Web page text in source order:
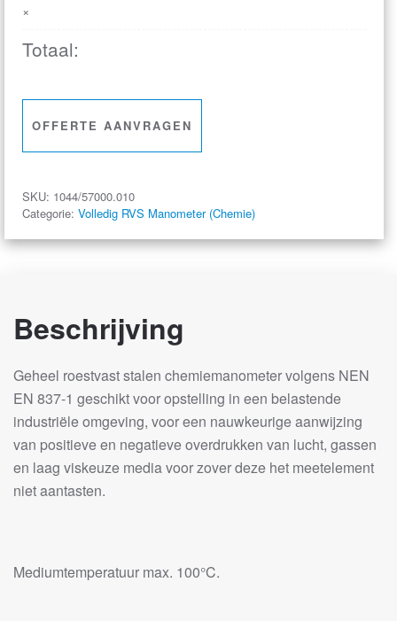
-1/0
achteraansluiting
G1/2,
×
Totaal:
OFFERTE AANVRAGEN
SKU: 1044/57000.010
Categorie: Volledig RVS Manometer (Chemie)
Beschrijving
Geheel roestvast stalen chemiemanometer volgens NEN
EN 837-1 geschikt voor opstelling in een belastende
industriële omgeving, voor een nauwkeurige aanwijzing
van positieve en negatieve overdrukken van lucht, gassen
en laag viskeuze media voor zover deze het meetelement
niet aantasten.
Mediumtemperatuur max. 100°C.